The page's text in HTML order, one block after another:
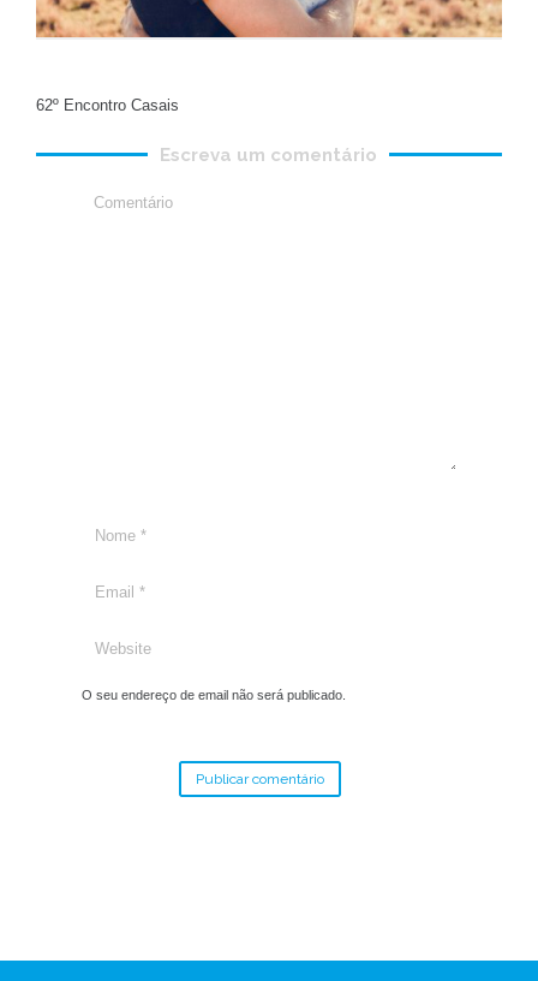
62º Encontro Casais
Escreva um comentário
O seu endereço de email não será publicado.